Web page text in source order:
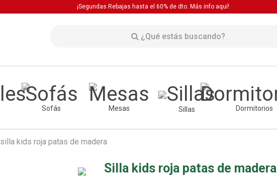
¡Segundas Rebajas hasta el 60% de dto. Más info aquí!
Sofás Mesas Sillas Dormitorios
silla kids roja patas de madera
Silla kids roja patas de madera